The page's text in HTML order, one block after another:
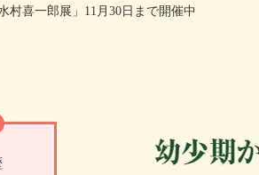
村喜一郎展」11月30日まで開催中